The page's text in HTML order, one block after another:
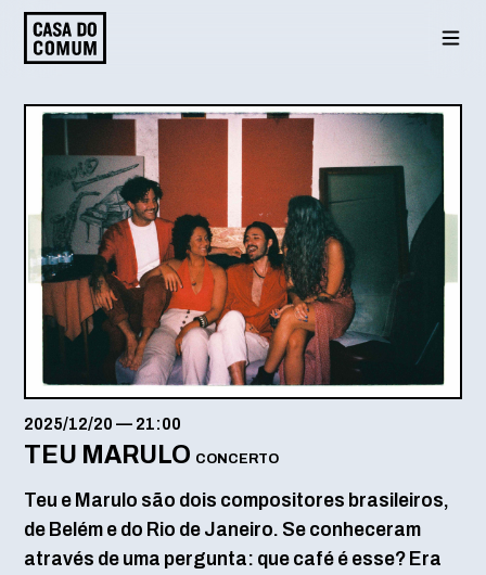
Saltar
para
conteúdo
2025/12/20 — 21:00
TEU MARULO CONCERTO
Teu e Marulo são dois compositores brasileiros,
de Belém e do Rio de Janeiro. Se conheceram
através de uma pergunta: que café é esse? Era